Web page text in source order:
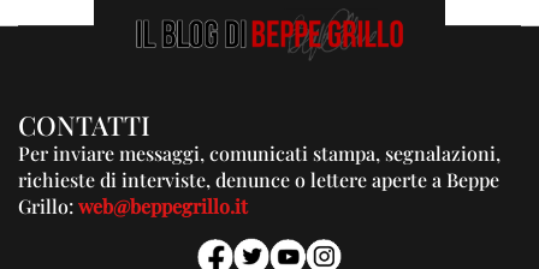
CONTATTI
Per inviare messaggi, comunicati stampa, segnalazioni,
richieste di interviste, denunce o lettere aperte a Beppe
Grillo:web@beppegrillo.it